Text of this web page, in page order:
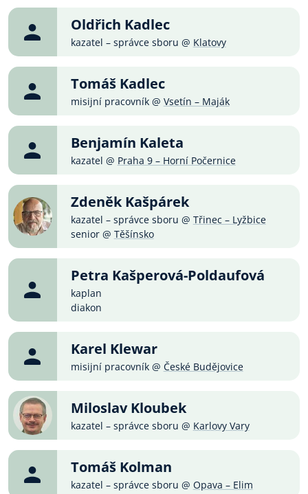
Oldřich Kadlec
kazatel – správce sboru @ Klatovy
Tomáš Kadlec
misijní pracovník @ Vsetín – Maják
Benjamín Kaleta
kazatel @ Praha 9 – Horní Počernice
Zdeněk Kašpárek
kazatel – správce sboru @ Třinec – Lyžbice
senior @ Těšínsko
Petra Kašperová-Poldaufová
kaplan
diakon
Karel Klewar
misijní pracovník @ České Budějovice
Miloslav Kloubek
kazatel – správce sboru @ Karlovy Vary
Tomáš Kolman
kazatel – správce sboru @ Opava – Elim